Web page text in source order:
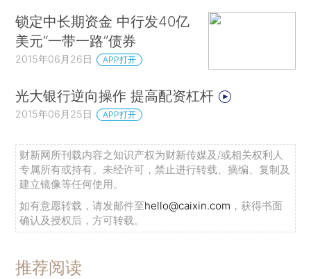
锁定中长期资金 中行发40亿
美元“一带一路”债券
2015年06月26日 APP打开
光大银行逆向操作 提高配资杠杆
2015年06月25日 APP打开
财新网所刊载内容之知识产权为财新传媒及/或相关权利人
专属所有或持有。未经许可，禁止进行转载、摘编、复制及
建立镜像等任何使用。
如有意愿转载，请发邮件至hello@caixin.com ，获得书面
确认及授权后，方可转载。
推荐阅读